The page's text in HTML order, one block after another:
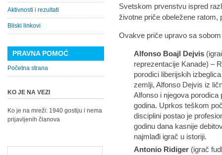
Svetskom prvenstvu ispred
životne priče obeležene ratom,
Ovakve priče upravo sa
Alfonso Boajl Dejvis
reprezentacije Kanade) –
porodici liberijskih
zemlji, Alfonso Dejvis iz
Alfonso i njegova
godina. Uprkos teškom
disciplini postao je
godinu dana kasnije
najmlađi igrač u istoriji.
Antonio Ridiger (igrač
Aktivnosti i rezultati
Bliski linkovi
PRAVNA POMOĆ
Početna strana
KO JE NA VEZI
Ko je na mreži: 1940 gostiju i nema
prijavljenih članova